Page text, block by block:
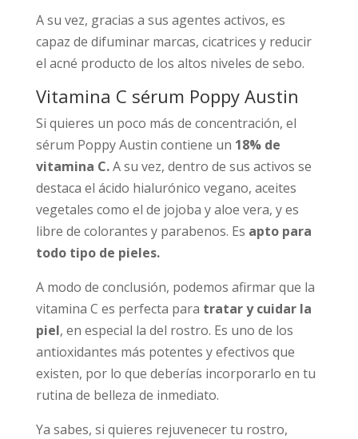
A su vez, gracias a sus agentes activos, es
capaz de difuminar marcas, cicatrices y reducir
el acné producto de los altos niveles de sebo.
Vitamina C sérum Poppy Austin
Si quieres un poco más de concentración, el
sérum Poppy Austin contiene un 18% de
vitamina C.A su vez, dentro de sus activos se
destaca el ácido hialurónico vegano, aceites
vegetales como el de jojoba y aloe vera, y es
libre de colorantes y parabenos. Es apto para
todo tipo de pieles.
A modo de conclusión, podemos afirmar que la
vitamina C es perfecta para tratar y cuidar la
piel, en especial la del rostro. Es uno de los
antioxidantes más potentes y efectivos que
existen, por lo que deberías incorporarlo en tu
rutina de belleza de inmediato.
Ya sabes, si quieres rejuvenecer tu rostro,